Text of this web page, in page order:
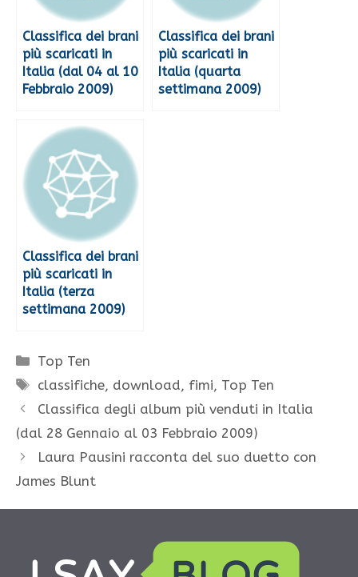
Classifica dei brani
più scaricati in
Italia (dal 04 al 10
Febbraio 2009)
Classifica dei brani
più scaricati in
Italia (quarta
settimana 2009)
Classifica dei brani
più scaricati in
Italia (terza
settimana 2009)
Categorie
Top Ten
Tag
classifiche, download, fimi, Top Ten
Classifica degli album più venduti in Italia
(dal 28 Gennaio al 03 Febbraio 2009)
Laura Pausini racconta del suo duetto con
James Blunt